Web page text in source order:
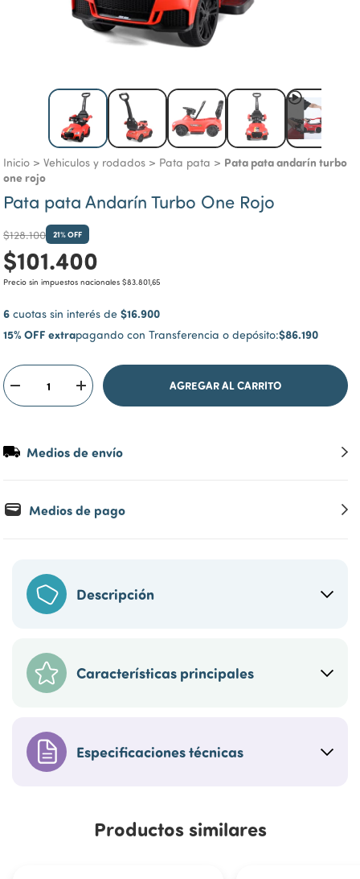
Inicio > Vehiculos y rodados > Pata pata > Pata pata andarín turbo
one rojo
Pata pata Andarín Turbo One Rojo
$128.100 21% OFF
$101.400
Precio sin impuestos nacionales $83.801,65
6 cuotas sin interés de $16.900
15% OFF extrapagando con Transferencia o depósito:$86.190
Medios de envío
Medios de pago
Descripción
Características principales
Especificaciones técnicas
Productos similares